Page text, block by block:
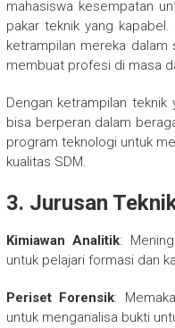
mahasiswa kesempatan
pakar teknik yang
ketrampilan mereka
membuat profesi di masa
Dengan ketrampilan teknik
bisa berperan dalam
program teknologi untuk
kualitas SDM.
3. Jurusan
Kimiawan Analitik:
untuk pelajari formasi dan
Periset Forensik:
untuk menganalisa bukti